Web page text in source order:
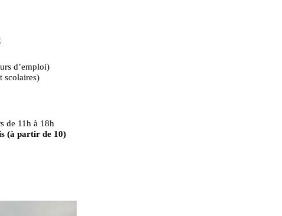
d’emploi)
scolaires)
de 11h à 18h
(à partir de 10)